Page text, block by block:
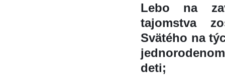
Lebo na
tajomstva
Svätého na
deti;